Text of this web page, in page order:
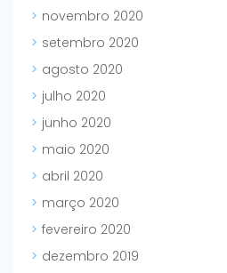
novembro 2020
setembro 2020
agosto 2020
julho 2020
junho 2020
maio 2020
abril 2020
março 2020
fevereiro 2020
dezembro 2019